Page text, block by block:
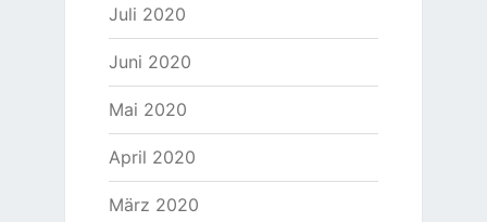
Juli 2020
Juni 2020
Mai 2020
April 2020
März 2020